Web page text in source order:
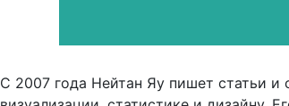
С 2007 года Нейтан Яу пишет статьи и